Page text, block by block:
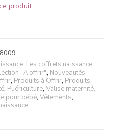
produit.
, Les coffrets naissance,
"A offrir", Nouveautés
, Produits à Offrir, Produits
, Puériculture, Valise maternité,
pour bébé, Vêtements,